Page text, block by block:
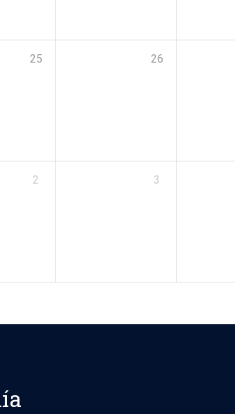
25 26
2 3